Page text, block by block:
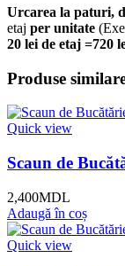
Urcarea la paturi,
etaj per unitate
20 lei de etaj =720
Produse
Quick view
Scaun de
2,400MDL
Adaugă în coș
Quick view